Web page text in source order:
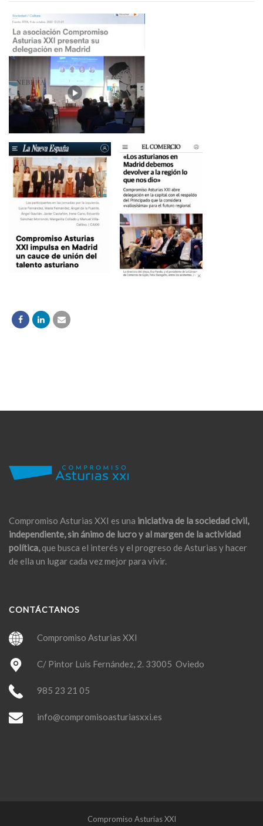
Compromiso Asturias XXI es una iniciativa de la sociedad civil,
independiente, sin ánimo de lucro y al margen de la actividad
política,que busca el interés y el progreso de Asturias y hacer
de ella un lugar cada vez mejor para vivir.
CONTÁCTANOS
Compromiso Asturias XXI
C/ Pintor Luis Fernández, 2. 33005 Oviedo
985 23 21 05
info@compromisoasturiasxxi.es
Compromiso Asturias XXI